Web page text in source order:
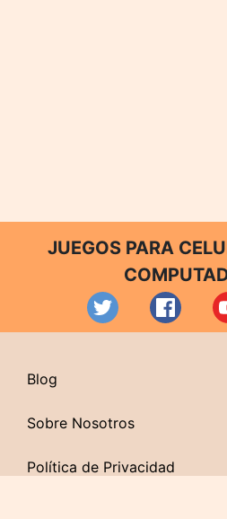
JUEGOS PARA
Blog
Sobre Nosotros
Política de Privacidad